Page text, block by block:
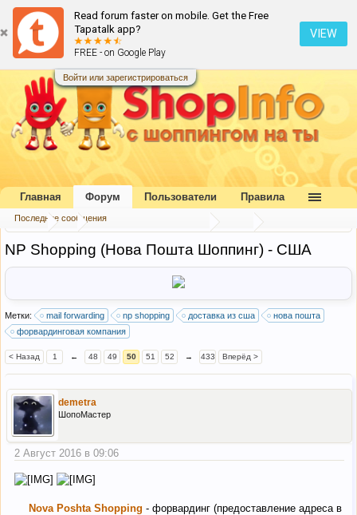
Read forum faster on mobile. Get the Free
Tapatalk app?
FREE - on Google Play
VIEW
Войти или зарегистрироваться
Форум ... Форвардинговые компании
NP Shopping (Нова Пошта Шоппинг) - США
Метки: mail forwarding np shopping доставка из сша
нова пошта
форвардинговая компания
< Назад 1 ← 48 49 50 51 52 → 433 Вперёд >
demetra
ШопоМастер
2 Август 2016 в 09:06
Nova Poshta Shopping - форвардинг (предоставление адреса в
Главная Форум
Последние сообщения
Пользователи Правила